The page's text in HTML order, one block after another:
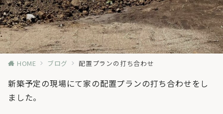
HOME ブログ 配置プランの打ち合わせ
新築予定の現場にて家の配置プランの打ち合わせをし
ました。